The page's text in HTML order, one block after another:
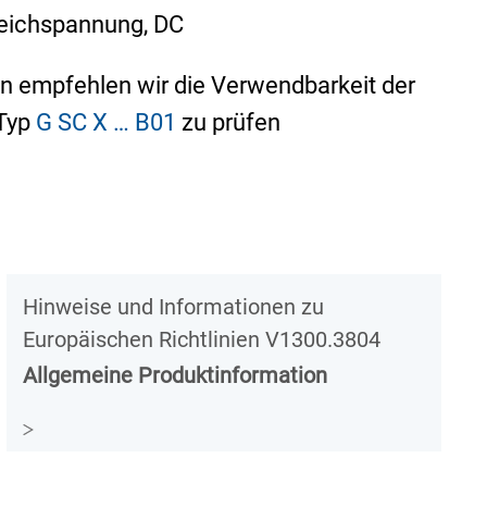
DC
empfehlen wir die Verwendbarkeit der
G SC X … B01 zu prüfen
Hinweise und Informationen zu
Europäischen Richtlinien V1300.3804
Allgemeine Produktinformation